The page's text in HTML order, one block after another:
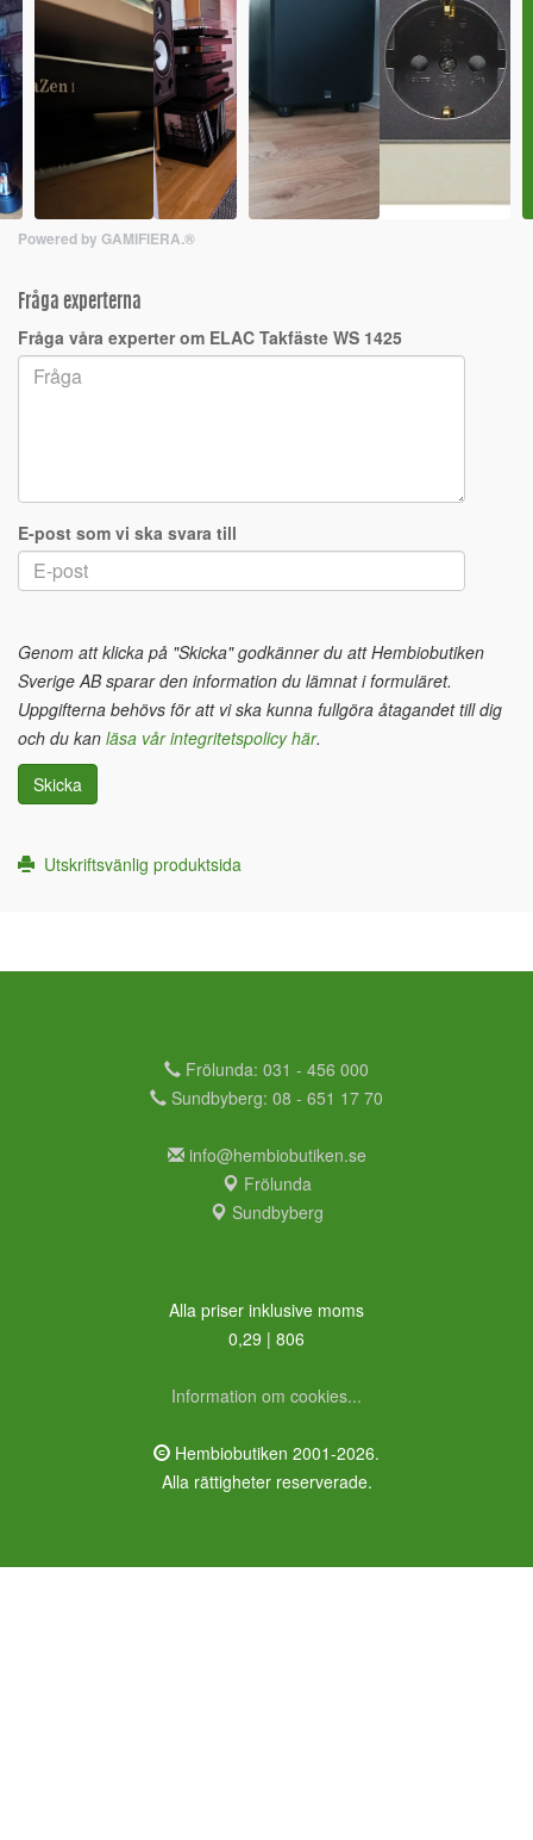
Powered by GAMIFIERA.®
Fråga experterna
Fråga våra experter om ELAC Takfäste WS 1425
E-post som vi ska svara till
Genom att klicka på "Skicka" godkänner du att Hembiobutiken
Sverige AB sparar den information du lämnat i formuläret.
Uppgifterna behövs för att vi ska kunna fullgöra åtagandet till dig
och du kan läsa vår integritetspolicy här.
Skicka
Utskriftsvänlig produktsida
Frölunda: 031 - 456 000
Sundbyberg: 08 - 651 17 70
info@hembiobutiken.se
Frölunda
Sundbyberg
Alla priser inklusive moms
0,29 | 806
Information om cookies...
Hembiobutiken 2001-2026.
Alla rättigheter reserverade.